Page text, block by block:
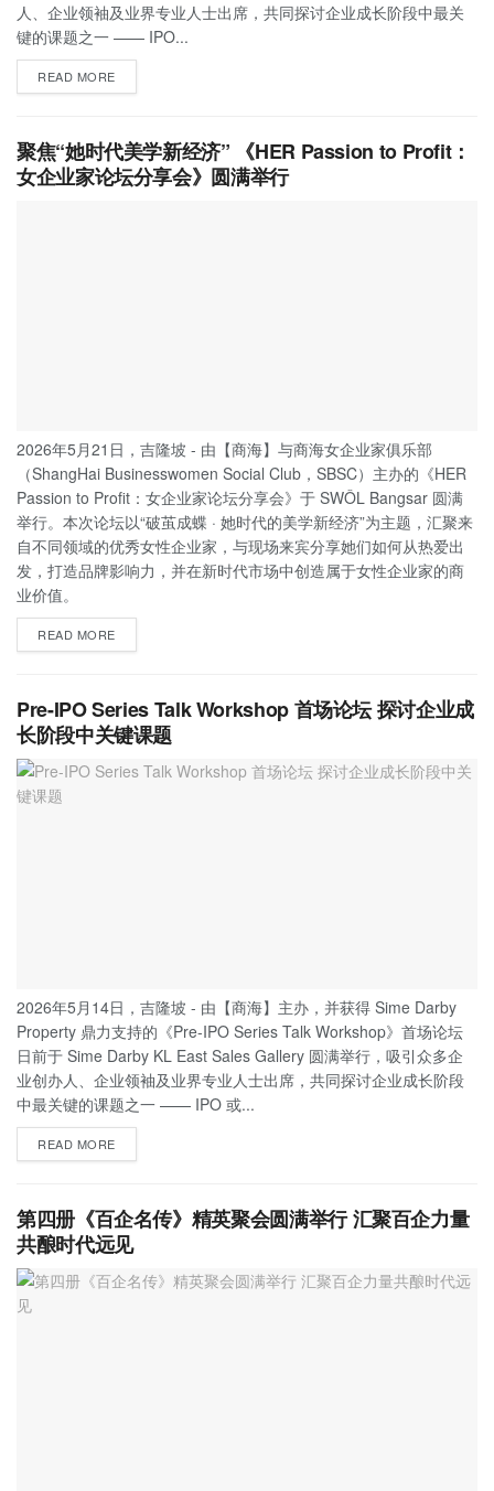
人、企业领袖及业界专业人士出席，共同探讨企业成长阶段中最关
键的课题之一 —— IPO...
READ MORE
聚焦“她时代美学新经济” 《HER Passion to Profit：
女企业家论坛分享会》圆满举行
2026年5月21日，吉隆坡 - 由【商海】与商海女企业家俱乐部
（ShangHai Businesswomen Social Club，SBSC）主办的《HER
Passion to Profit：女企业家论坛分享会》于 SWÔL Bangsar 圆满
举行。本次论坛以“破茧成蝶 · 她时代的美学新经济”为主题，汇聚来
自不同领域的优秀女性企业家，与现场来宾分享她们如何从热爱出
发，打造品牌影响力，并在新时代市场中创造属于女性企业家的商
业价值。
READ MORE
Pre-IPO Series Talk Workshop 首场论坛 探讨企业成
长阶段中关键课题
2026年5月14日，吉隆坡 - 由【商海】主办，并获得 Sime Darby
Property 鼎力支持的《Pre-IPO Series Talk Workshop》首场论坛
日前于 Sime Darby KL East Sales Gallery 圆满举行，吸引众多企
业创办人、企业领袖及业界专业人士出席，共同探讨企业成长阶段
中最关键的课题之一 —— IPO 或...
READ MORE
第四册《百企名传》精英聚会圆满举行 汇聚百企力量
共酿时代远见